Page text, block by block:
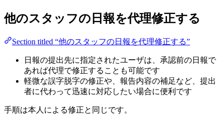
他のスタッフの日報を代理修正する
Section titled “他のスタッフの日報を代理修正する”
日報の提出先に指定されたユーザは、承認前の日報で
あれば代理で修正することも可能です
軽微な誤字脱字の修正や、報告内容の補足など、提出
者に代わって迅速に対応したい場合に便利です
手順は本人による修正と同じです。